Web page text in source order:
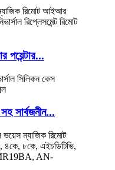
সার্বজনীন...